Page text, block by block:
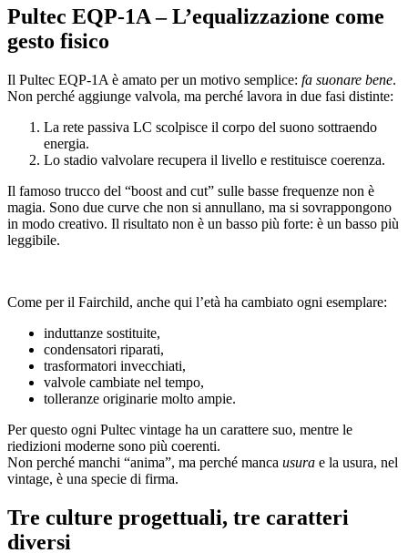
Pultec EQP‑1A – L’equalizzazione come
gesto fisico
Il Pultec EQP‑1A è amato per un motivo semplice: fa suonare bene.
Non perché aggiunge valvola, ma perché lavora in due fasi distinte:
La rete passiva LC scolpisce il corpo del suono sottraendo
energia.
Lo stadio valvolare recupera il livello e restituisce coerenza.
Il famoso trucco del “boost and cut” sulle basse frequenze non è
magia. Sono due curve che non si annullano, ma si sovrappongono
in modo creativo. Il risultato non è un basso più forte: è un basso più
leggibile.
Come per il Fairchild, anche qui l’età ha cambiato ogni esemplare:
induttanze sostituite,
condensatori riparati,
trasformatori invecchiati,
valvole cambiate nel tempo,
tolleranze originarie molto ampie.
Per questo ogni Pultec vintage ha un carattere suo, mentre le
riedizioni moderne sono più coerenti.
Non perché manchi “anima”, ma perché manca usura e la usura, nel
vintage, è una specie di firma.
Tre culture progettuali, tre caratteri
diversi